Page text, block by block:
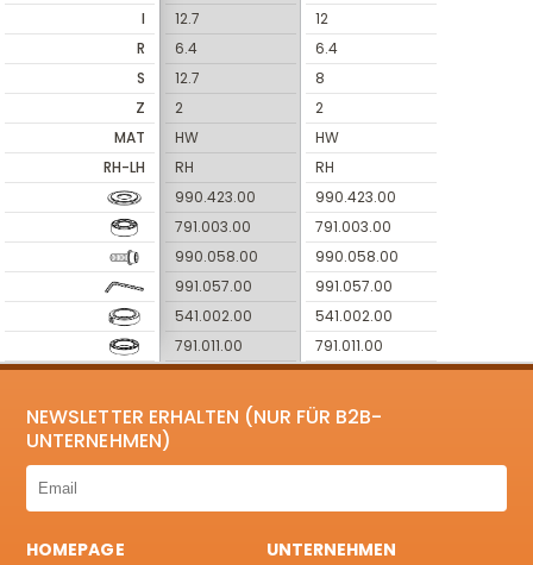
I
R
S
Z
MAT
RH-LH
12.7
6.4
12.7
2
HW
RH
990.423.00
791.003.00
990.058.00
991.057.00
541.002.00
791.011.00
12
6.4
8
2
HW
RH
990.423.00
791.003.00
990.058.00
991.057.00
541.002.00
791.011.00
NEWSLETTER ERHALTEN (NUR FÜR B2B-
UNTERNEHMEN)
HOMEPAGE
UNTERNEHMEN